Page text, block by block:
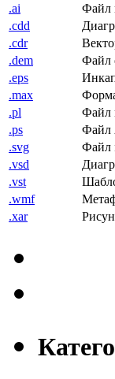
.ai
Файл
.cdd
.cdr
.dem
Файл
.eps
.max
.pl
Файл
.ps
Файл
.svg
Файл
.vsd
.vst
.wmf
.xar